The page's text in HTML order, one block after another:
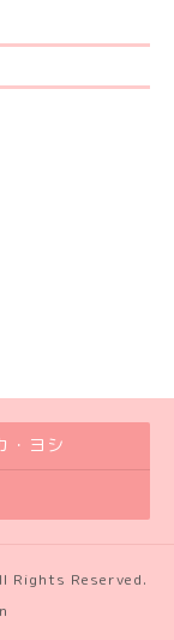
・ヨシ
Rights Reserved.